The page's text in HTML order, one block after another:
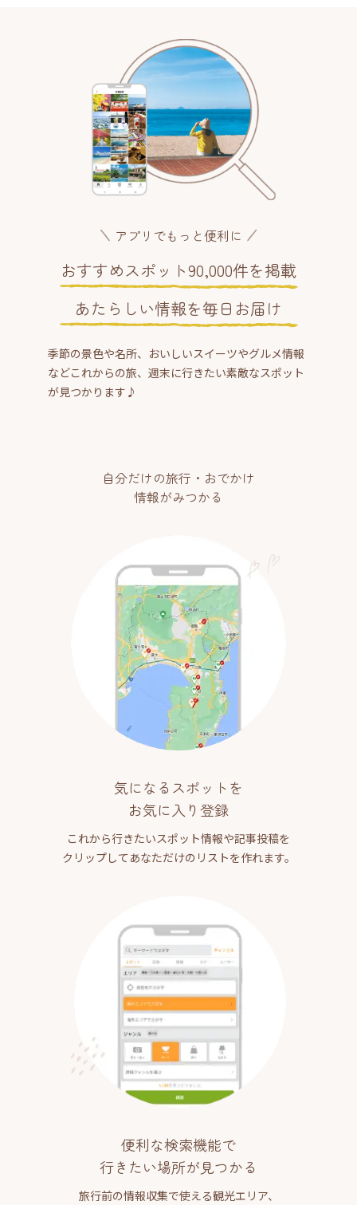
アプリでもっと便利に
おすすめスポット90,000件を掲載
あたらしい情報を毎日お届け
季節の景色や名所、おいしいスイーツやグルメ情報
などこれからの旅、週末に行きたい素敵なスポット
が見つかります♪
自分だけの旅行・おでかけ
情報がみつかる
気になるスポットを
お気に入り登録
これから行きたいスポット情報や記事投稿を
クリップしてあなただけのリストを作れます。
便利な検索機能で
行きたい場所が見つかる
旅行前の情報収集で使える観光エリア、